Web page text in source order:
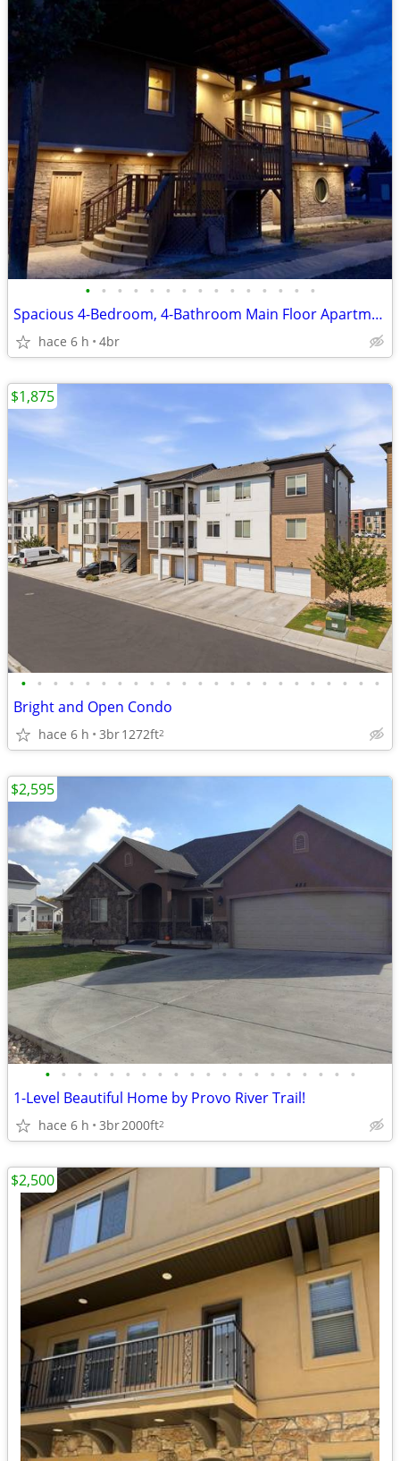
• • • • • • • • • • • • • • •
Spacious 4-Bedroom, 4-Bathroom Main Floor Apartment
hace 6 h 4br
• • • • • • • • • • • • • • • • • • • • • • •
Bright and Open Condo
hace 6 h 3br1272ft2
$1,875
• • • • • • • • • • • • • • • • • • • •
1-Level Beautiful Home by Provo River Trail!
hace 6 h 3br2000ft2
$2,595
$2,500